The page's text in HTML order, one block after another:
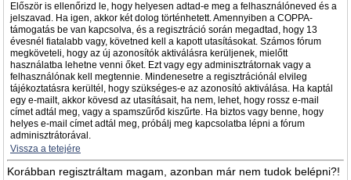
Először is ellenőrizd le, hogy helyesen adtad-e meg a felhasználóneved és a
jelszavad. Ha igen, akkor két dolog történhetett. Amennyiben a COPPA-
támogatás be van kapcsolva, és a regisztráció során megadtad, hogy 13
évesnél fiatalabb vagy, követned kell a kapott utasításokat. Számos fórum
megköveteli, hogy az új azonosítók aktiválásra kerüljenek, mielőtt
használatba lehetne venni őket. Ezt vagy egy adminisztrátornak vagy a
felhasználónak kell megtennie. Mindenesetre a regisztrációnál elvileg
tájékoztatásra kerültél, hogy szükséges-e az azonosító aktiválása. Ha kaptál
egy e-mailt, akkor kövesd az utasításait, ha nem, lehet, hogy rossz e-mail
címet adtál meg, vagy a spamszűrőd kiszűrte. Ha biztos vagy benne, hogy
helyes e-mail címet adtál meg, próbálj meg kapcsolatba lépni a fórum
adminisztrátorával.
Vissza a tetejére
Korábban regisztráltam magam, azonban már nem tudok belépni?!